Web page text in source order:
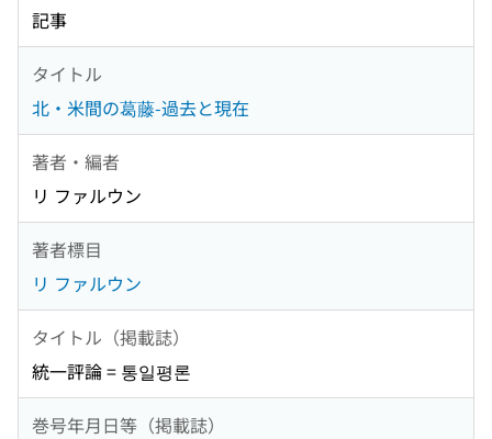
記事
タイトル
北・米間の葛藤-過去と現在
著者・編者
リ ファルウン
著者標目
リ ファルウン
タイトル（掲載誌）
統一評論 = 통일평론
巻号年月日等（掲載誌）